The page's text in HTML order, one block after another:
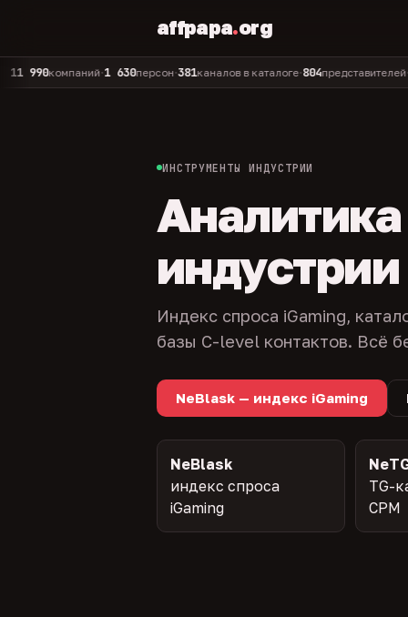
affpapa.org
компаний•1 630персон•381каналов в каталоге•804представителей•325
ИНСТРУМЕНТЫ ИНДУСТРИИ
индустрии
Индекс спроса iGaming,
базы C-level контактов. Всё
NeBlask — индекс iGaming
NeBlask
индекс спроса
iGaming
TG-
CPM